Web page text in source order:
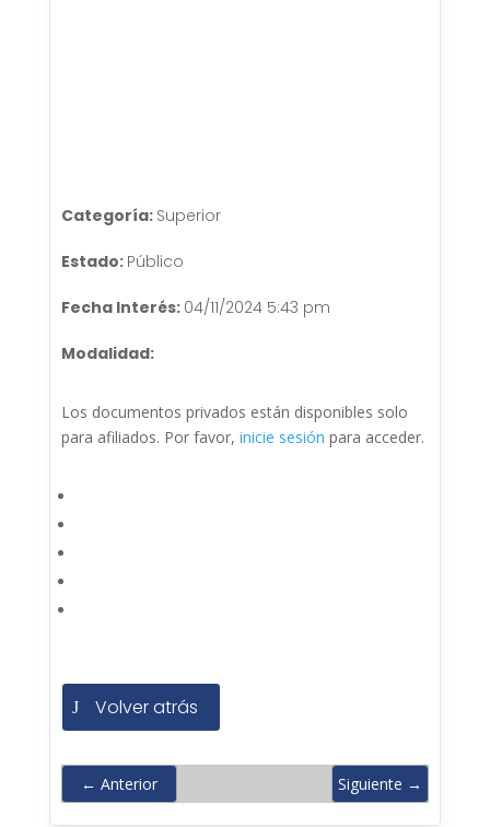
Categoría: Superior
Estado: Público
Fecha Interés: 04/11/2024 5:43 pm
Modalidad:
Los documentos privados están disponibles solo
para afiliados. Por favor, inicie sesión para acceder.
Volver atrás
← Anterior Siguiente →